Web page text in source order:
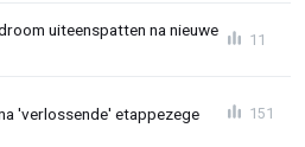
uiteenspatten na nieuwe
11
'verlossende' etappezege 151